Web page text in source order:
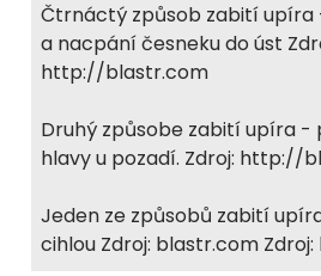
Čtrnáctý způsob zabití
a nacpání česneku do úst
http://blastr.com
Druhý způsobe zabití upíra -
hlavy u pozadí. Zdroj: http://
Jeden ze způsobů zabití
cihlou Zdroj: blastr.com